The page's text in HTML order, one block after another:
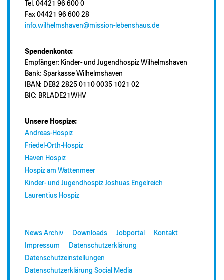
Tel. 04421 96 600 0
Fax 04421 96 600 28
info.wilhelmshaven@mission-lebenshaus.de
Spendenkonto:
Empfänger: Kinder- und Jugendhospiz Wilhelmshaven
Bank: Sparkasse Wilhelmshaven
IBAN: DE82 2825 0110 0035 1021 02
BIC: BRLADE21WHV
Unsere Hospize:
Andreas-Hospiz
Friedel-Orth-Hospiz
Haven Hospiz
Hospiz am Wattenmeer
Kinder- und Jugendhospiz Joshuas Engelreich
Laurentius Hospiz
News Archiv Downloads Jobportal
Kontakt
Impressum
Datenschutzerklärung
Datenschutzeinstellungen
Datenschutzerklärung Social Media